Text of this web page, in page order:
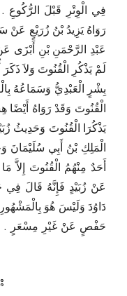
فِي الْوِتْرِ قَبْلَ الرُّكُوعِ
رَوَاهُ يَزِيدُ بْنُ زُرَيْعٍ
عَبْدِ الرَّحْمَنِ بْنِ أَبْزَى
لَمْ يَذْكُرِ الْقُنُوتَ وَلاَ
بِشْرٍ الْعَبْدِيُّ وَسَمَاعُهُ
الْقُنُوتَ وَقَدْ رَوَاهُ أَيْضًا
يَذْكُرَا الْقُنُوتَ وَحَدِيثُ
الْمَلِكِ بْنُ أَبِي سُلَيْمَانَ
أَحَدٌ مِنْهُمُ الْقُنُوتَ
عَنْ زُبَيْدٍ فَإِنَّهُ قَالَ فِي
دَاوُدَ وَلَيْسَ هُوَ
حَفْصٍ عَنْ غَيْرِ مِسْعَرٍ ‏.‏